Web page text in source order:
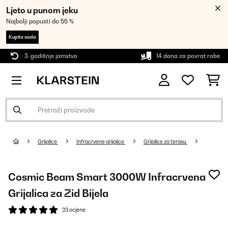
Ljeto u punom jeku
Najbolji popusti do 55 %
Kupite sada
3-godišnje jamstvo 14 dana za povrat robe
Grijalice Infracrvene grijalice Grijalice za terasu
Cosmic Beam Smart 3000W Infracrvena
Grijalica za Zid Bijela
23 ocjene